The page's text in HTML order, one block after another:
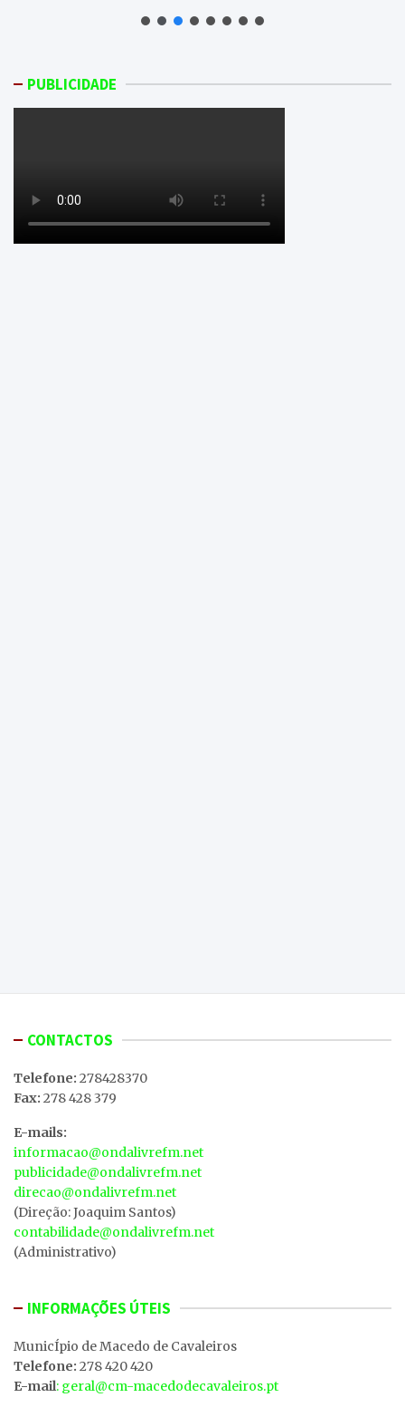
PUBLICIDADE
CONTACTOS
Telefone: 278428370
Fax: 278 428 379
E-mails:
informacao@ondalivrefm.net
publicidade@ondalivrefm.net
direcao@ondalivrefm.net
(Direção: Joaquim Santos)
contabilidade@ondalivrefm.net
(Administrativo)
INFORMAÇÕES ÚTEIS
MunicÍpio de Macedo de Cavaleiros
Telefone: 278 420 420
E-mail: geral@cm-macedodecavaleiros.pt